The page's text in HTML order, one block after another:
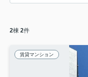
2棟 2件
賃貸マンション